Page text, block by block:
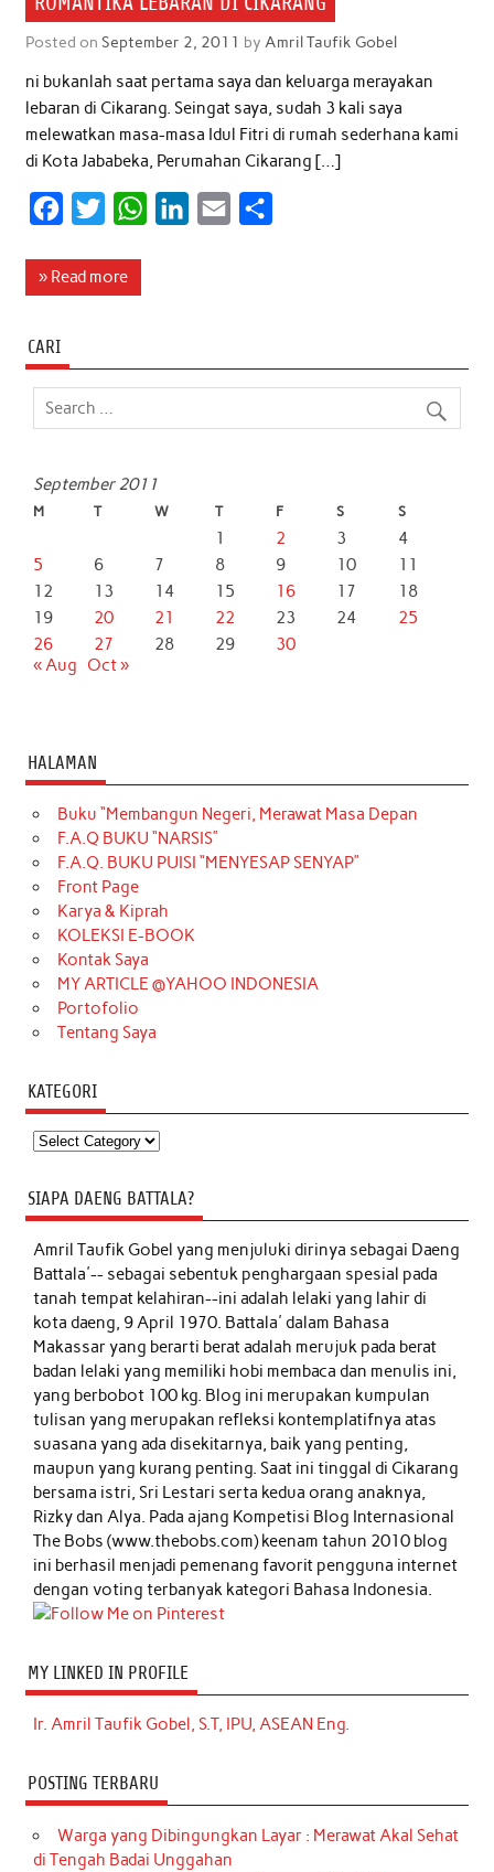
Posted on September 2, 2011 by Amril Taufik Gobel
ni bukanlah saat pertama saya dan keluarga merayakan
lebaran di Cikarang. Seingat saya, sudah 3 kali saya
melewatkan masa-masa Idul Fitri di rumah sederhana kami
di Kota Jababeka, Perumahan Cikarang […]
c
o
o
i
e
W
A
d
» Read more
CARI
September 2011
M T W T F S S
1 2 3
4
5
6 7 8 9 10
11
12
13 14 15 16 17
18
19
20 21 22 23 24
25
26
27 28 29
30
« Aug
Oct »
HALAMAN
Buku “Membangun Negeri, Merawat Masa Depan
F.A.Q BUKU “NARSIS”
F.A.Q. BUKU PUISI “MENYESAP SENYAP”
Front Page
Karya & Kiprah
KOLEKSI E-BOOK
Kontak Saya
MY ARTICLE @YAHOO INDONESIA
Portofolio
Tentang Saya
KATEGORI
Kategori
SIAPA DAENG BATTALA?
Amril Taufik Gobelyang menjuluki dirinya sebagai Daeng
Battala'-- sebagai sebentuk penghargaan spesial pada
tanah tempat kelahiran--ini adalah lelaki yang lahir di
kota daeng, 9 April 1970. Battala' dalam Bahasa
Makassar yang berarti berat adalah merujuk pada berat
badan lelaki yang memiliki hobi membaca dan menulis ini,
yang berbobot 100 kg. Blog ini merupakan kumpulan
tulisan yang merupakan refleksi kontemplatifnya atas
suasana yang ada disekitarnya, baik yang penting,
maupun yang kurang penting. Saat ini tinggal di Cikarang
bersama istri, Sri Lestari serta kedua orang anaknya,
Rizky dan Alya. Pada ajang Kompetisi Blog Internasional
The Bobs (www.thebobs.com) keenam tahun 2010 blog
ini berhasil menjadi pemenang favorit pengguna internet
dengan voting terbanyak kategori Bahasa Indonesia.
MY LINKED IN PROFILE
Ir. Amril Taufik Gobel, S.T, IPU, ASEAN Eng.
POSTING TERBARU
Warga yang Dibingungkan Layar : Merawat Akal Sehat
di Tengah Badai Unggahan